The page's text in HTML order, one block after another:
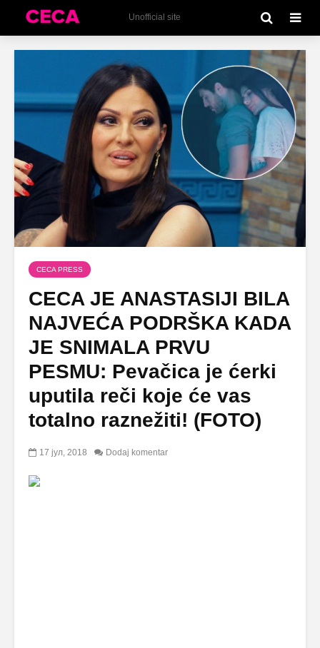
Unofficial site
CECA PRESS
CECA JE ANASTASIJI BILA
NAJVEĆA PODRŠKA KADA
JE SNIMALA PRVU
PESMU: Pevačica je ćerki
uputila reči koje će vas
totalno raznežiti! (FOTO)
17 јул, 2018 Dodaj komentar